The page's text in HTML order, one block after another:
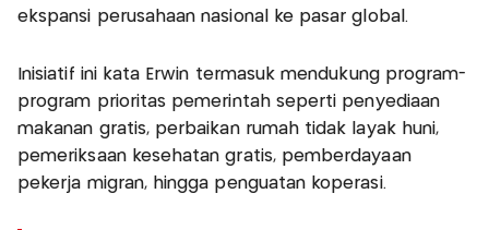
ekspansi perusahaan nasional ke pasar global.
Inisiatif ini kata Erwin termasuk mendukung program-
program prioritas pemerintah seperti penyediaan
makanan gratis, perbaikan rumah tidak layak huni,
pemeriksaan kesehatan gratis, pemberdayaan
pekerja migran, hingga penguatan koperasi.